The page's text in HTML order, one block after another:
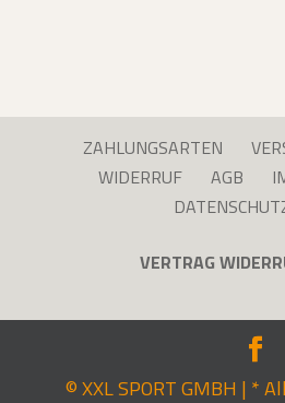
ZAHLUNGSARTEN
WIDERRUF
AGB
VERTRAG
© XXL SPORT GMBH | *